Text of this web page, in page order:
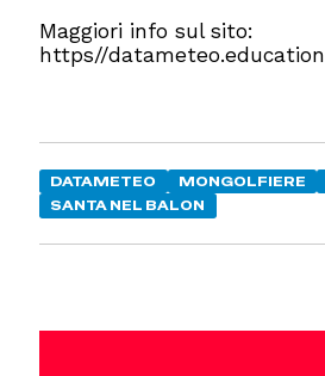
Maggiori info sul sito:
https//datameteo.education
DATAMETEO MONGOLFIERE
SANTA NEL BALON